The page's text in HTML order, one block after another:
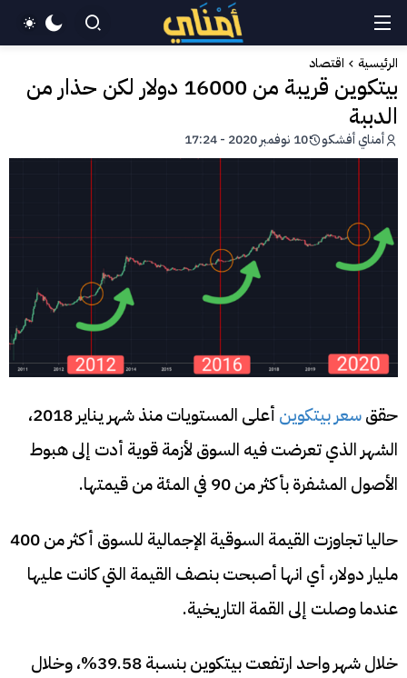
الرئيسية اقتصاد
بيتكوين قريبة من 16000 دولار لكن حذار من
الدببة
أمناي أفشكو 10 نوفمبر 2020 - 17:24
حققسعر بيتكوين
أعلى المستويات منذ شهر يناير 2018،
الشهر الذي تعرضت فيه السوق لأزمة قوية أدت إلى هبوط
الأصول المشفرة بأكثر من 90 في المئة من قيمتها.
حاليا تجاوزت القيمة السوقية الإجمالية للسوق أكثر من 400
مليار دولار، أي انها أصبحت بنصف القيمة التي كانت عليها
عندما وصلت إلى القمة التاريخية.
خلال شهر واحد ارتفعت بيتكوين بنسبة 39.58%، وخلال